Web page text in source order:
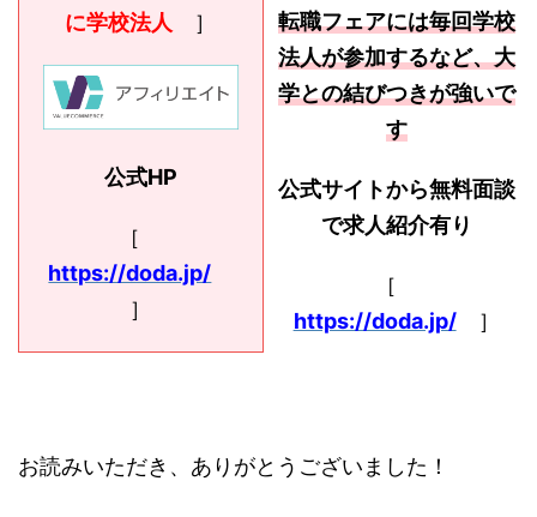
に学校法人
］
公式HP
［
https://doda.jp/
］
転職フェアには毎回学校
法人が参加するなど、大
学との結びつきが強いで
す
公式サイトから無料面談
で求人紹介有り
［
https://doda.jp/］
お読みいただき、ありがとうございました！